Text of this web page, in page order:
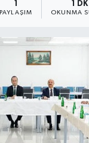
PAYLAŞIM
1 DK
OKUNMA